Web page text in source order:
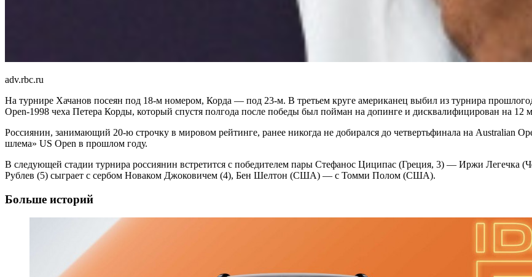
adv.rbc.ru
На турнире Хачанов посеян под 18-м номером, Корда — под 23-м. В третьем круге американец выбил из турнира
Open-1998 чеха Петера Корды, который спустя полгода после победы был пойман на допинге и дисквалифицирован на 12
Россиянин, занимающий 20-ю строчку в мировом рейтинге, ранее никогда не добирался до четвертьфинала на Australian
шлема» US Open в прошлом году.
В следующей стадии турнира россиянин встретится с победителем пары Стефанос Циципас (Греция, 3) — Иржи Легечка
Рублев (5) сыграет с сербом Новаком Джоковичем (4), Бен Шелтон (США) — с Томми Полом (США).
Больше историй